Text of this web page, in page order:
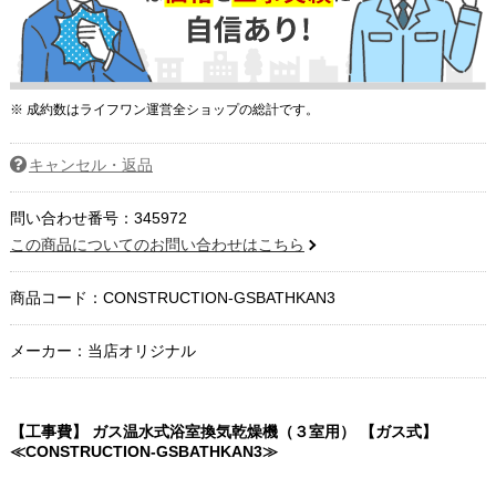
※ 成約数はライフワン運営全ショップの総計です。
キャンセル・返品
問い合わせ番号：345972
この商品についてのお問い合わせはこちら
商品コード： CONSTRUCTION-GSBATHKAN3
メーカー：当店オリジナル
【工事費】 ガス温水式浴室換気乾燥機（３室用） 【ガス式】
≪CONSTRUCTION-GSBATHKAN3≫